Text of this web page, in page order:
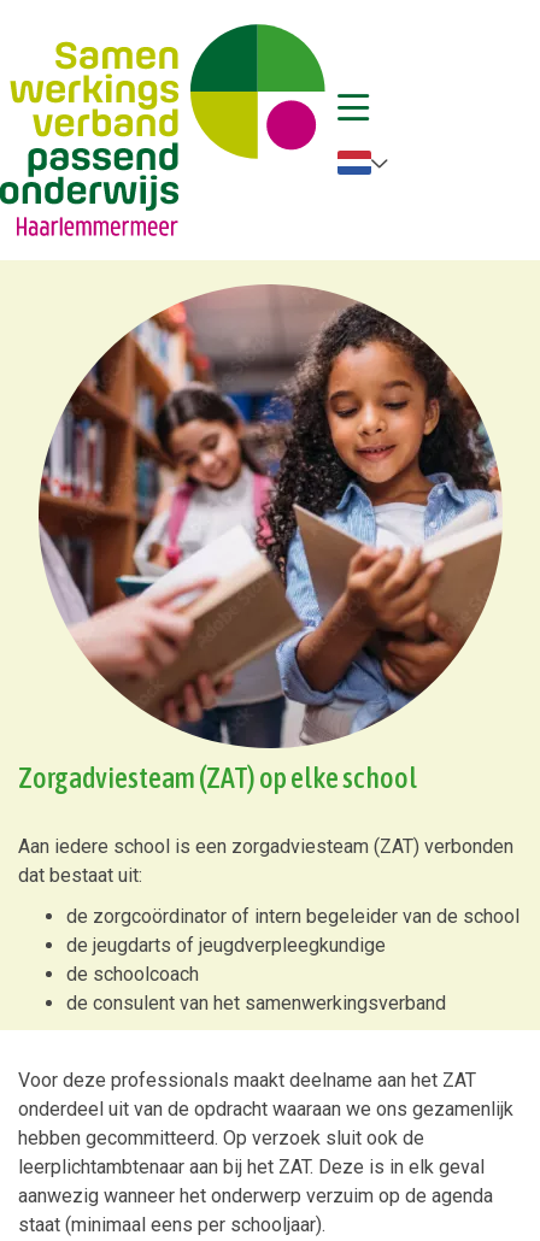
English
Zorgadviesteam (ZAT) op elke school
Aan iedere school is een zorgadviesteam (ZAT) verbonden
dat bestaat uit:
de zorgcoördinator of intern begeleider van de school
de jeugdarts of jeugdverpleegkundige
de schoolcoach
de consulent van het samenwerkingsverband
Voor deze professionals maakt deelname aan het ZAT
onderdeel uit van de opdracht waaraan we ons gezamenlijk
hebben gecommitteerd. Op verzoek sluit ook de
leerplichtambtenaar aan bij het ZAT. Deze is in elk geval
aanwezig wanneer het onderwerp verzuim op de agenda
staat (minimaal eens per schooljaar).